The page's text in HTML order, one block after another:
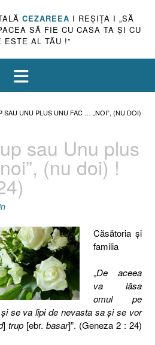
CEZAREEA I REŞIŢA I „SĂ
SĂ FIE CU CASA TA ŞI CU
ESTE AL TĂU !”
SAU UNU PLUS UNU FAC … „NOI”, (NU DOI)
sau Unu plus
(nu doi) !
Căsătoria şi
familia
„De aceea
va lăsa
omul pe
se va lipi de nevasta sa şi se vor
] trup [ebr. basar]”. (Geneza 2 : 24)